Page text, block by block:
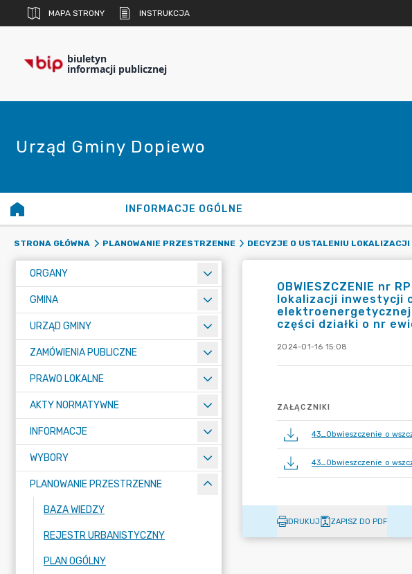
MAPA STRONY INSTRUKCJA
biuletyn
informacji publicznej
Urząd Gminy Dopiewo
INFORMACJE OGÓLNE
STRONA GŁÓWNA PLANOWANIE PRZESTRZENNE DECYZJE O USTALENIU
ORGANY
GMINA
URZĄD GMINY
ZAMÓWIENIA PUBLICZNE
PRAWO LOKALNE
AKTY NORMATYWNE
INFORMACJE
WYBORY
PLANOWANIE PRZESTRZENNE
BAZA WIEDZY
REJESTR URBANISTYCZNY
PLAN OGÓLNY
OBWIESZCZENIE nr
lokalizacji inwestycji
elektroenergetycznej
części działki o nr
2024-01-16 15:08
ZAŁĄCZNIKI
43_Obwieszczenie o
43_Obwieszczenie o
DRUKUJ ZAPISZ DO PDF